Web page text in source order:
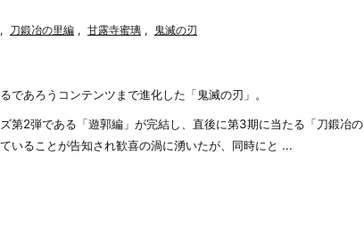
, 刀鍛冶の里編 , 甘露寺蜜璃 , 鬼滅の刃
であろうコンテンツまで進化した「鬼滅の刃」。
第2弾である「遊郭編」が完結し、直後に第3期に当たる「刀鍛冶の
いることが告知され歓喜の渦に湧いたが、同時にと ...